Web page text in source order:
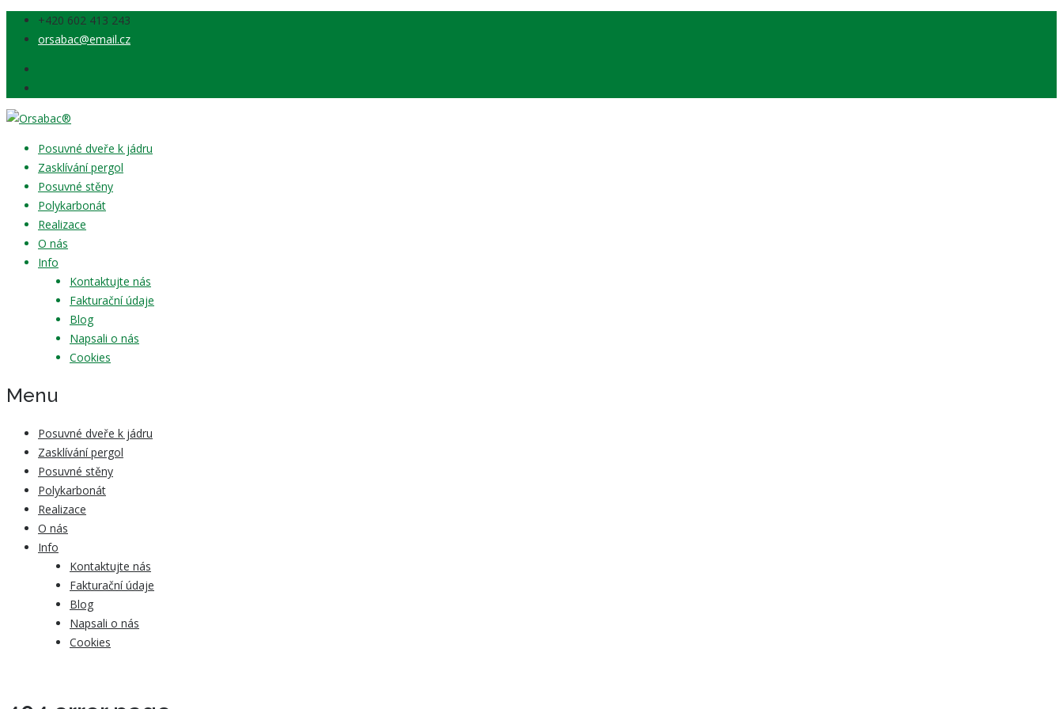
‭+420 602 413 243‬
orsabac@email.cz
Posuvné dveře k jádru
Zasklívání pergol
Posuvné stěny
Polykarbonát
Realizace
O nás
Info
Kontaktujte nás
Fakturační údaje
Blog
Napsali o nás
Cookies
Menu
Posuvné dveře k jádru
Zasklívání pergol
Posuvné stěny
Polykarbonát
Realizace
O nás
Info
Kontaktujte nás
Fakturační údaje
Blog
Napsali o nás
Cookies